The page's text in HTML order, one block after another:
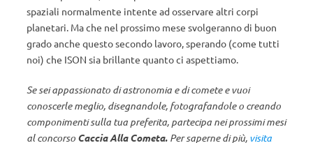
spaziali normalmente intente ad osservare altri corpi
planetari. Ma che nel prossimo mese svolgeranno di buon
grado anche questo secondo lavoro, sperando (come tutti
noi) che ISON sia brillante quanto ci aspettiamo.
Se sei appassionato di astronomia e di comete e vuoi
conoscerle meglio, disegnandole, fotografandole o creando
componimenti sulla tua preferita, partecipa nei prossimi mesi
al concorso Caccia Alla Cometa. Per saperne di più, visita